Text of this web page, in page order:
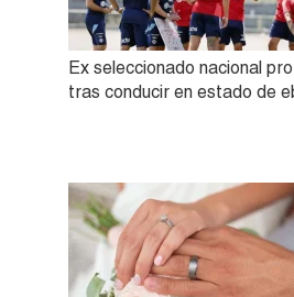
Ex seleccionado nacional
tras conducir en estado de